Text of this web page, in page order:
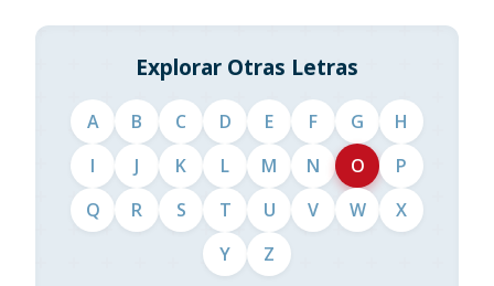
Explorar Otras Letras
A B C D E F G
H
I
J K L M N O
P
Q
R S T U V W
X
Y
Z